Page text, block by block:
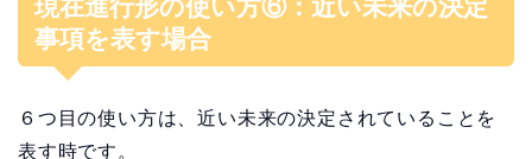
現在進行形の使い方⑥：近い未来の決定
事項を表す場合
６つ目の使い方は、近い未来の決定されていることを
表す時です。